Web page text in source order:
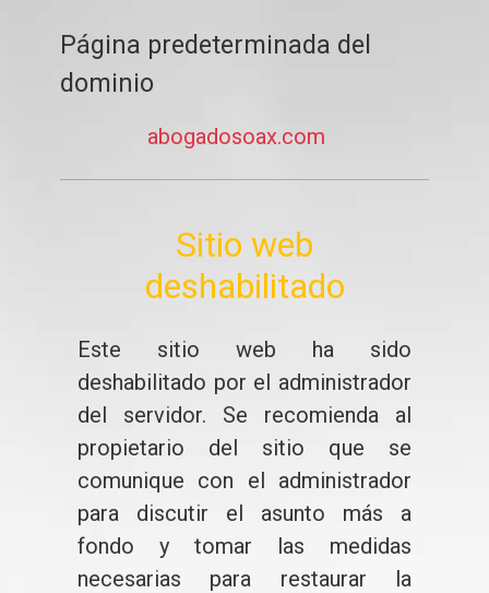
Página predeterminada del
dominio
abogadosoax.com
Sitio web
deshabilitado
Este sitio web ha sido
deshabilitado por el administrador
del servidor. Se recomienda al
propietario del sitio que se
comunique con el administrador
para discutir el asunto más a
fondo y tomar las medidas
necesarias para restaurar la